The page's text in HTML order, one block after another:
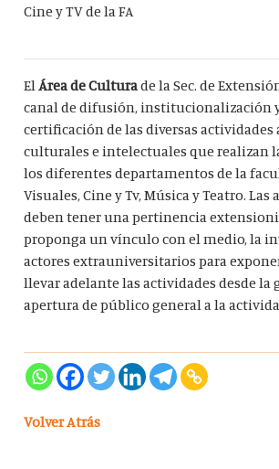
Cine y TV de la FA
ElÁrea de Culturade la Sec. de
canal de difusión, institucionalización
certificación de las diversas actividades
culturales e intelectuales que realizan
los diferentes departamentos de la
Visuales, Cine y Tv, Música y Teatro. Las
deben tener una pertinencia
proponga un vínculo con el medio, la
actores extrauniversitarios para
llevar adelante las actividades desde la
apertura de público general a la
Volver Atrás